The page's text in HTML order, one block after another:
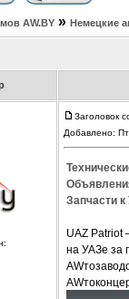
АW.BY » Немецкие
Заголовок
Добавлено:
Запчасти
UAZ Patriot
на УАЗе за